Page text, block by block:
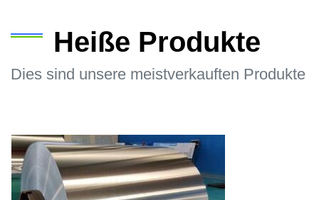
Heiße Produkte
Dies sind unsere meistverkauften Produkte